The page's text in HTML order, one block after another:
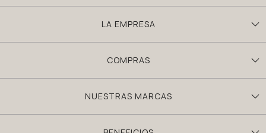
LA EMPRESA
COMPRAS
NUESTRAS MARCAS